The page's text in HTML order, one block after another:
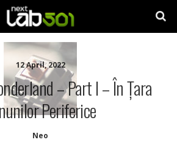
12 April, 2022
– Part I – În Țara
Periferice
Neo